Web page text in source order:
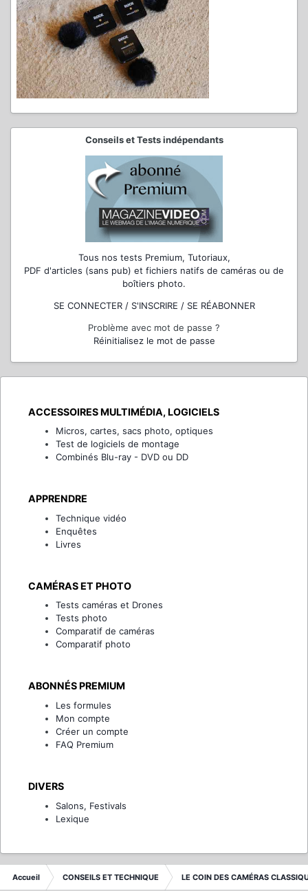
Conseils et Tests indépendants
Tous nos tests Premium, Tutoriaux,
PDF d'articles (sans pub) et fichiers natifs de caméras ou de
boîtiers photo.
SE CONNECTER / S'INSCRIRE / SE RÉABONNER
Problème avec mot de passe ?
Réinitialisez le mot de passe
ACCESSOIRES MULTIMÉDIA, LOGICIELS
Micros, cartes, sacs photo, optiques
Test de logiciels de montage
Combinés Blu-ray - DVD ou DD
APPRENDRE
Technique vidéo
Enquêtes
Livres
CAMÉRAS ET PHOTO
Tests caméras et Drones
Tests photo
Comparatif de caméras
Comparatif photo
ABONNÉS PREMIUM
Les formules
Mon compte
Créer un compte
FAQ Premium
DIVERS
Salons, Festivals
Lexique
Accueil CONSEILS ET TECHNIQUE LE COIN DES CAMÉRAS